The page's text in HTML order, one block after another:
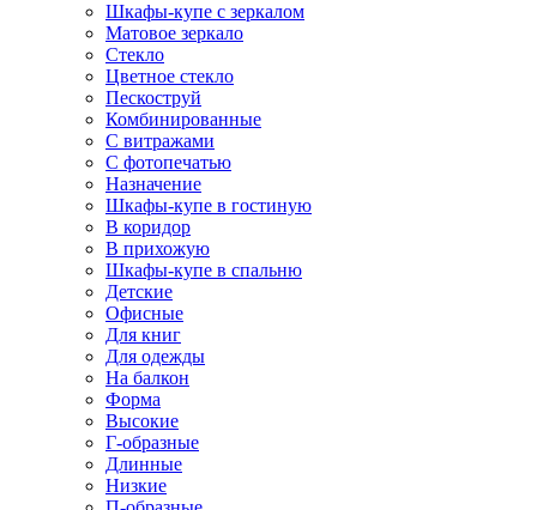
Шкафы-купе с зеркалом
Матовое зеркало
Стекло
Цветное стекло
Пескоструй
Комбинированные
С витражами
С фотопечатью
Назначение
Шкафы-купе в гостиную
В коридор
В прихожую
Шкафы-купе в спальню
Детские
Офисные
Для книг
Для одежды
На балкон
Форма
Высокие
Г-образные
Длинные
Низкие